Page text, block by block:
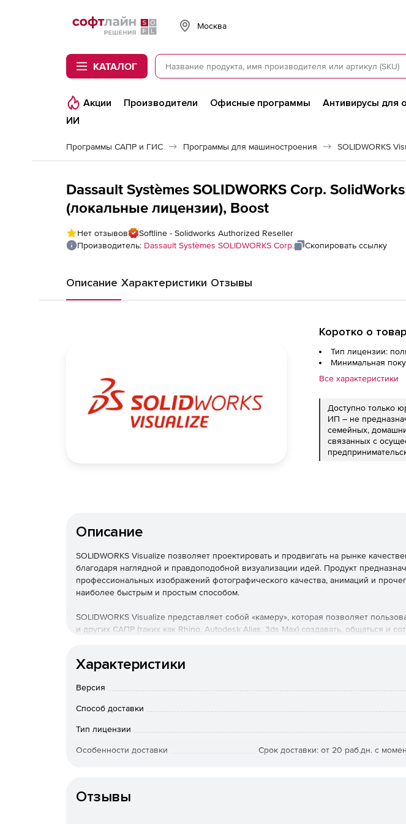
Softline
Москва
КАТАЛОГ
Акции Производители Офисные программы Антивирусы для
ИИ
Программы САПР и ГИС Программы для машиностроения SOLIDWORKS
Dassault Systèmes SOLIDWORKS Corp.
(локальные лицензии), Boost
Нет отзывов
Softline - Solidworks Authorized Reseller
Производитель: Dassault Systèmes SOLIDWORKS Corp. Скопировать ссылку
Описание Характеристики Отзывы
Коротко о
Тип лицензии:
Минимальная
Все характеристики
Доступно только
ИП – не
семейных,
связанных с
Описание
SOLIDWORKS Visualize позволяет проектировать и продвигать на рынке
благодаря наглядной и правдоподобной визуализации идей. Продукт
профессиональных изображений фотографического качества, анимаций и
наиболее быстрым и простым способом.
SOLIDWORKS Visualize представляет собой «камеру», которая позволяет
и других САПР (таких как Rhino, Autodesk Alias, 3ds Max) создавать, общаться и
Версии решения SOLIDWORKS Visualize
SOLIDWORKS Visualize Standard:
Interactive Part Splitter позволяет разделять плоскости без возвращения к
Характеристики
Версия
Способ доставки
Тип лицензии
Особенности доставки Срок доставки: от 20 раб.дн. с
Отзывы